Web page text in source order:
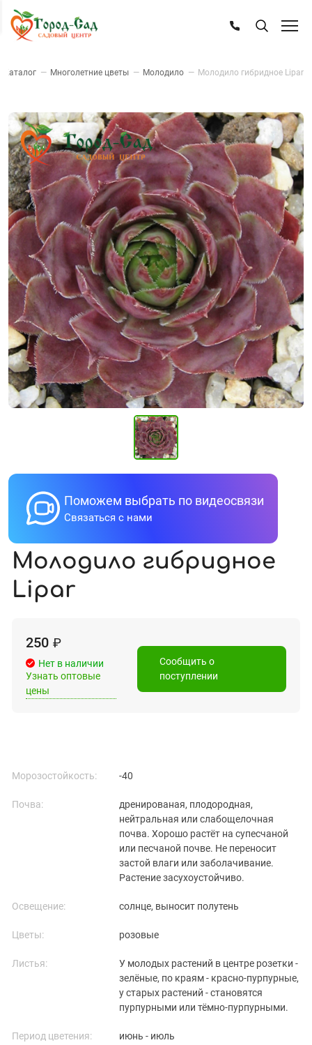
Каталог — Многолетние цветы — Молодило — Молодило гибридное Lipar
Поможем выбрать по видеосвязи
Связаться с нами
Молодило гибридное
Lipar
250 ₽
Нет в наличии
Узнать оптовые
цены
Сообщить о
поступлении
Морозостойкость: -40
Почва:
дренированая, плодородная,
нейтральная или слабощелочная
почва. Хорошо растёт на супесчаной
или песчаной почве. Не переносит
застой влаги или заболачивание.
Растение засухоустойчиво.
Освещение: солнце, выносит полутень
Цветы: розовые
Листья:
У молодых растений в центре розетки -
зелёные, по краям - красно-пурпурные,
у старых растений - становятся
пурпурными или тёмно-пурпурными.
Период цветения: июнь - июль